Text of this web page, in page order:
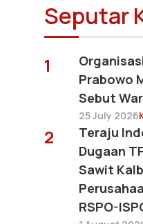
Seputar
1
Prabowo
Sebut
25 July 2026
2
Teraju
Dugaan
Sawit
RSPO-